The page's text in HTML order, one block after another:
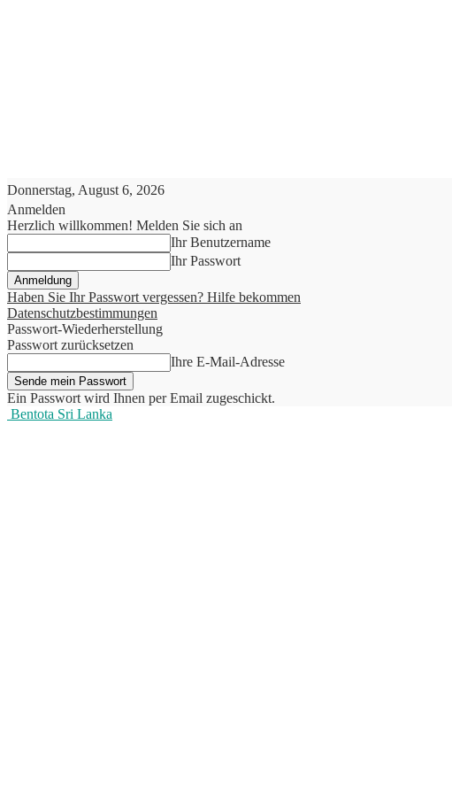
Donnerstag, August 6, 2026
Anmelden
Herzlich willkommen! Melden Sie sich an
Ihr Benutzername
Ihr Passwort
Haben Sie Ihr Passwort vergessen? Hilfe bekommen
Datenschutzbestimmungen
Passwort-Wiederherstellung
Passwort zurücksetzen
Ihre E-Mail-Adresse
Ein Passwort wird Ihnen per Email zugeschickt.
Bentota Sri Lanka